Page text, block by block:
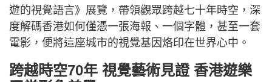
遊的視覺語言》展覽，帶領觀眾跨越七十年時空，深
度解碼香港如何僅憑一張海報、一個字體，甚至一套
電影，便將這座城市的視覺基因烙印在世界心中。
跨越時空70年 視覺藝術見證 香港遊樂